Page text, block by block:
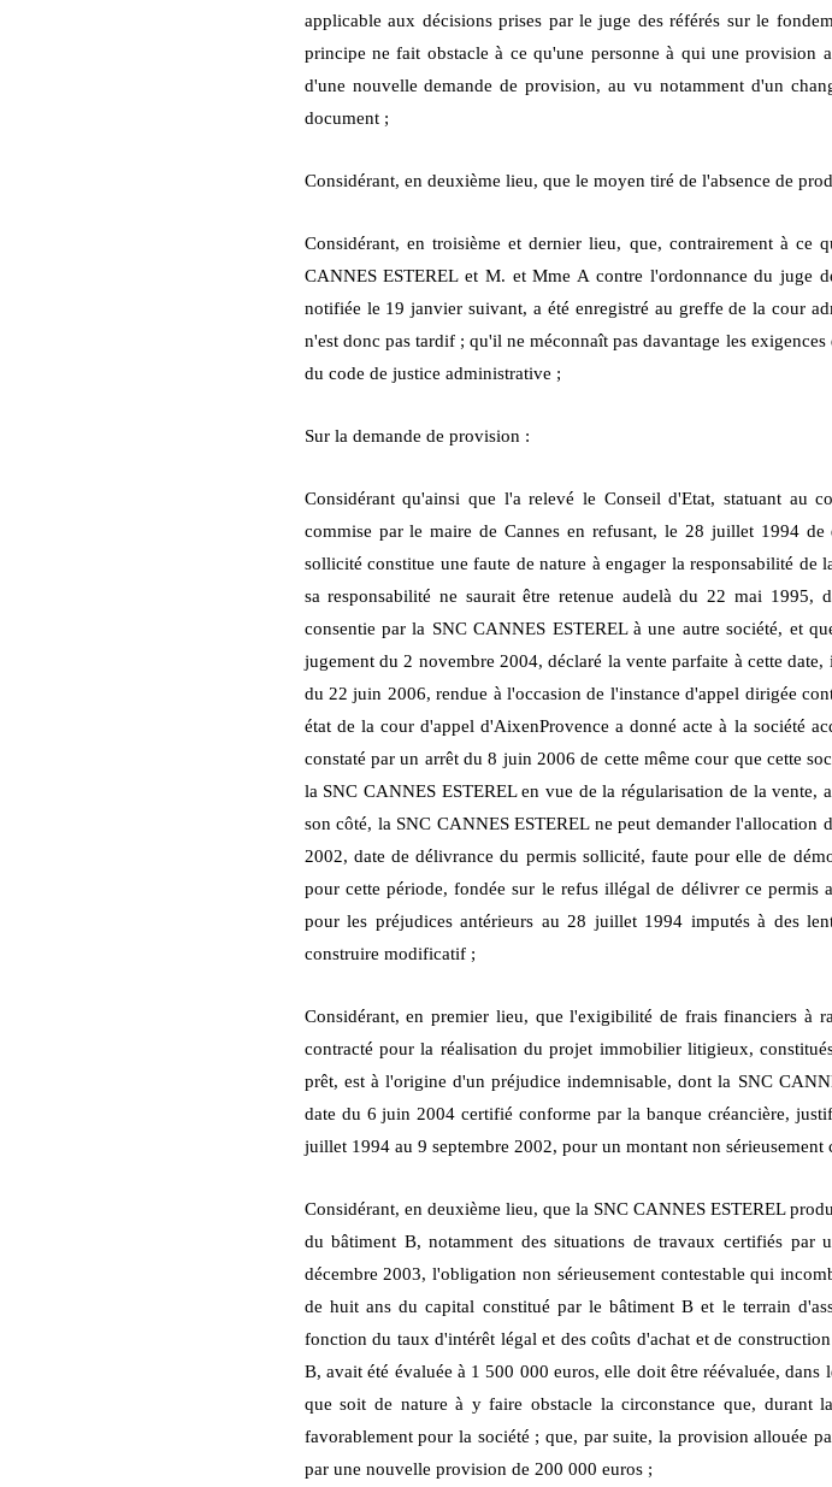
applicable aux décisions prises par le juge des référés sur le
principe ne fait obstacle à ce qu'une personne à qui une provision
d'une nouvelle demande de provision, au vu notamment d'un
document ;
Considérant, en deuxième lieu, que le moyen tiré de l'absence de
Considérant, en troisième et dernier lieu, que, contrairement à ce
CANNES ESTEREL et M. et Mme A contre l'ordonnance du juge
notifiée le 19 janvier suivant, a été enregistré au greffe de la cour
n'est donc pas tardif ; qu'il ne méconnaît pas davantage les
du code de justice administrative ;
Sur la demande de provision :
Considérant qu'ainsi que l'a relevé le Conseil d'Etat, statuant au
commise par le maire de Cannes en refusant, le 28 juillet 1994
sollicité constitue une faute de nature à engager la responsabilité
sa responsabilité ne saurait être retenue audelà du 22 mai 1995,
consentie par la SNC CANNES ESTEREL à une autre société, et
jugement du 2 novembre 2004, déclaré la vente parfaite à cette
du 22 juin 2006, rendue à l'occasion de l'instance d'appel dirigée
état de la cour d'appel d'AixenProvence a donné acte à la société
constaté par un arrêt du 8 juin 2006 de cette même cour que cette
la SNC CANNES ESTEREL en vue de la régularisation de la
son côté, la SNC CANNES ESTEREL ne peut demander
2002, date de délivrance du permis sollicité, faute pour elle de
pour cette période, fondée sur le refus illégal de délivrer ce
pour les préjudices antérieurs au 28 juillet 1994 imputés à des
construire modificatif ;
Considérant, en premier lieu, que l'exigibilité de frais financiers à
contracté pour la réalisation du projet immobilier litigieux,
prêt, est à l'origine d'un préjudice indemnisable, dont la SNC
date du 6 juin 2004 certifié conforme par la banque créancière,
juillet 1994 au 9 septembre 2002, pour un montant non
Considérant, en deuxième lieu, que la SNC CANNES ESTEREL
du bâtiment B, notamment des situations de travaux certifiés
décembre 2003, l'obligation non sérieusement contestable qui
de huit ans du capital constitué par le bâtiment B et le terrain
fonction du taux d'intérêt légal et des coûts d'achat et de
B, avait été évaluée à 1 500 000 euros, elle doit être réévaluée,
que soit de nature à y faire obstacle la circonstance que, durant
favorablement pour la société ; que, par suite, la provision allouée
par une nouvelle provision de 200 000 euros ;